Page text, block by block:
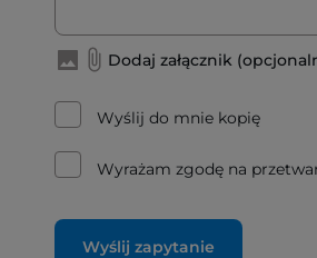
Dodaj załącznik
Wyślij do mnie kopię
Wyrażam zgodę na
Wyślij zapytanie